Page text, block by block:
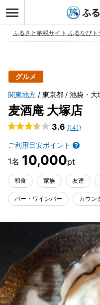
お気に入
ふるさと納税サイト ふるなびト
グルメ
関東地方 東京都 池袋・大
麦酒庵 大塚店
3.6 (141)
ご利用目安ポイント
10,000
和食 家族 友達
バー・ワインバー カウン